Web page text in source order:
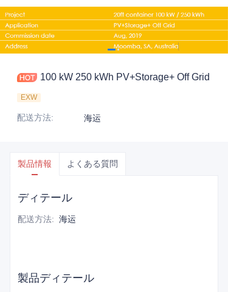
100 kW 250 kWh PV+Storage+ Off Grid
EXW
配送方法: 海运
製品情報 よくある質問
ディテール
配送方法: 海运
製品ディテール